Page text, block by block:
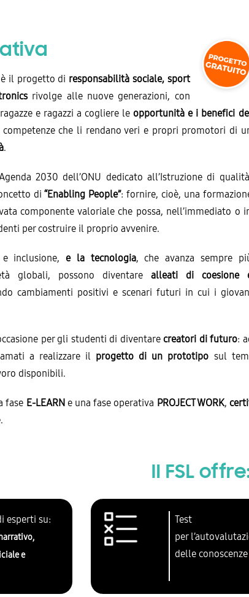
il progetto di responsabilità sociale, sport
rivolge alle nuove generazioni, con
e ragazzi a cogliere le opportunità e i benefici
competenze che li rendano veri e propri promotori di
.
2030 dell’ONU dedicato all’Istruzione di
di“Enabling People”: fornire, cioè, una
componente valoriale che possa, nell’immediato o
per costruire il proprio avvenire.
e inclusione,e la tecnologia, che avanza sempre
globali, possono diventare alleati di coesione
cambiamenti positivi e scenari futuri in cui i
per gli studenti di diventarecreatori di futuro:
a realizzare il progetto di un prototipo sul
disponibili.
fase E-LEARNe una fase operativa PROJECT WORK,
Il FSL
esperti su:
e
Test
per
delle conoscenze